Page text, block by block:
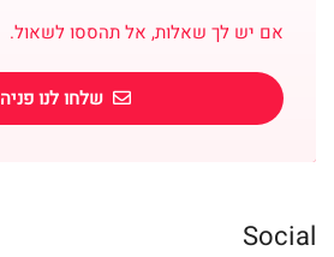
אם יש לך שאלות, אל תהססו לשאול.
שלחו לנו פניה
Social